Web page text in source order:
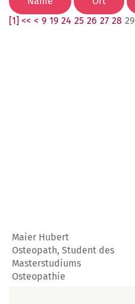
[1] << < 9 19 24 25 26 27 28 29
Maier Hubert
Osteopath, Student des
Masterstudiums
Osteopathie